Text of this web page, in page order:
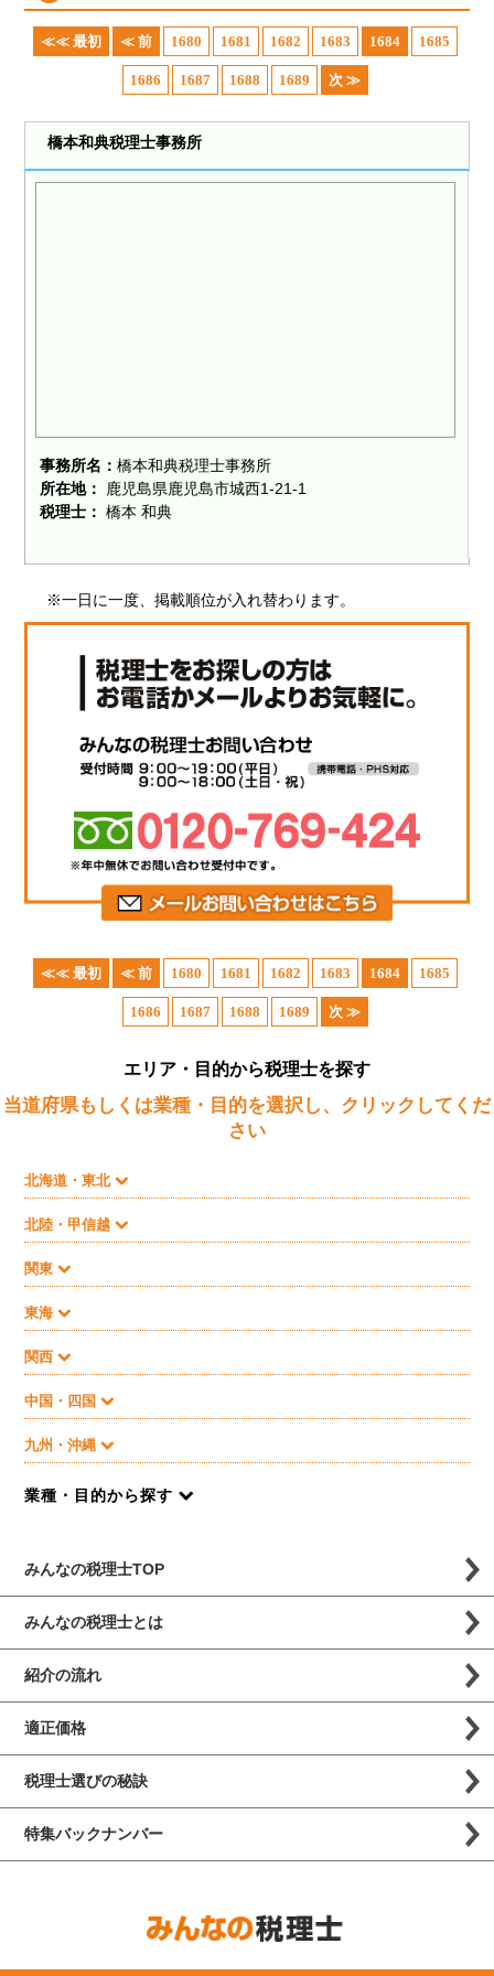
≪≪ 最初 ≪ 前 1680 1681 1682 1683 1684 1685
1686 1687 1688 1689 次 ≫
橋本和典税理士事務所
事務所名：橋本和典税理士事務所
所在地：
鹿児島県鹿児島市城西1-21-1
税理士： 橋本 和典
※一日に一度、掲載順位が入れ替わります。
≪≪ 最初 ≪ 前 1680 1681 1682 1683 1684 1685
1686 1687 1688 1689 次 ≫
エリア・目的から税理士を探す
当道府県もしくは業種・目的を選択し、クリックしてくだ
さい
北海道・東北
北陸・甲信越
関東
東海
関西
中国・四国
九州・沖縄
業種・目的から探す
みんなの税理士TOP
みんなの税理士とは
紹介の流れ
適正価格
税理士選びの秘訣
特集バックナンバー